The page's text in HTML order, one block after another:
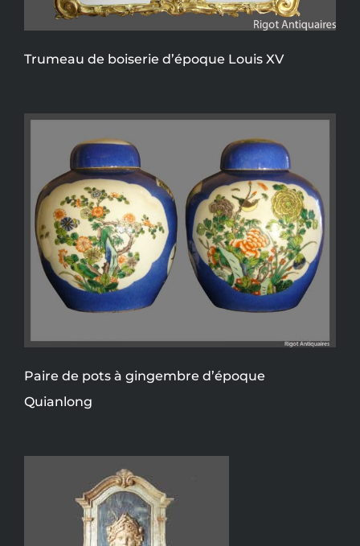
Trumeau de boiserie d’époque Louis XV
Paire de pots à gingembre d’époque
Quianlong